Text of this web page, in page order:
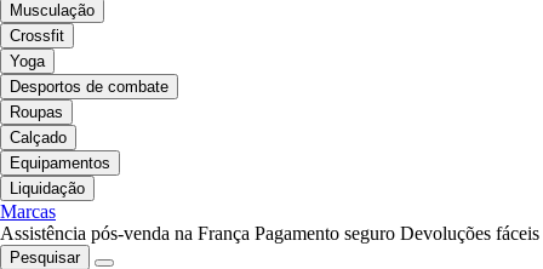
Musculação
Crossfit
Yoga
Desportos de combate
Roupas
Calçado
Equipamentos
Liquidação
Marcas
Assistência pós-venda na França Pagamento seguro Devoluções fáceis
Pesquisar